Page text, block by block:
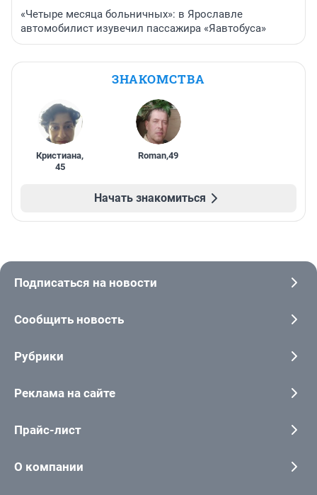
«Четыре месяца больничных»: в Ярославле
автомобилист изувечил пассажира «Яавтобуса»
ЗНАКОМСТВА
Кристиана,
45
Roman,49
Начать знакомиться
Подписаться на новости
Сообщить новость
Рубрики
Реклама на сайте
Прайс-лист
О компании